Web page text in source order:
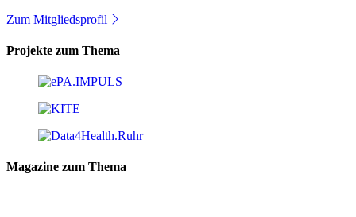
Zum Mitgliedsprofil
Projekte zum Thema
Magazine zum Thema